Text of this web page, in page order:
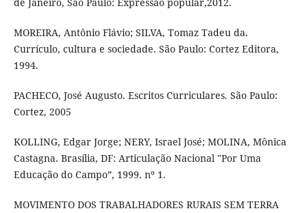
MOREIRA, Antônio Flávio; SILVA, Tomaz Tadeu da.
Currículo, cultura e sociedade. São Paulo: Cortez Editora,
1994.
PACHECO, José Augusto. Escritos Curriculares. São Paulo:
Cortez, 2005
KOLLING, Edgar Jorge; NERY, Israel José; MOLINA, Mônica
Castagna. Brasília, DF: Articulação Nacional "Por Uma
Educação do Campo”, 1999. nº 1.
MOVIMENTO DOS TRABALHADORES RURAIS SEM TERRA